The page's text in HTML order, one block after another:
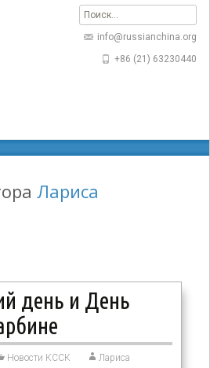
Найти:
info@russianchina.org
+86 (21) 63230440
Лариса
день и День
Новости КССК
Лариса